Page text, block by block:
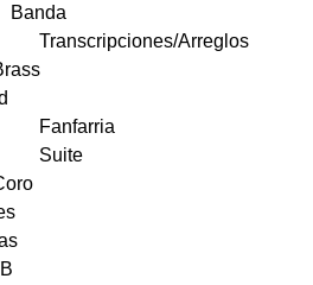
Banda
Transcripciones/Arreglos
Fanfarria
Suite